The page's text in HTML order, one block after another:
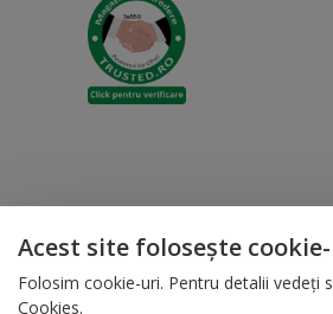
© 2026 Folina.ro | All Rights Reserved.
• Termene și condiții•Gestionează
Acest site folosește
Folosim cookie-uri. Pentru detalii vedeți
Cookies.